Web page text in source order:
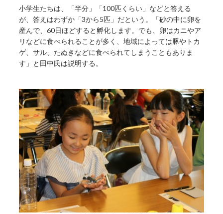
小学生たちは、「半分」「100匹くらい」などと答える
が、答えはわずか「3から5匹」だという。「砂の中に卵を
産んで、60日ほどすると孵化します。でも、卵はカニやア
リなどに食べられることが多く、地域によっては豚やトカ
ゲ、サル、たぬきなどに食べられてしまうこともありま
す」と田中氏は説明する。